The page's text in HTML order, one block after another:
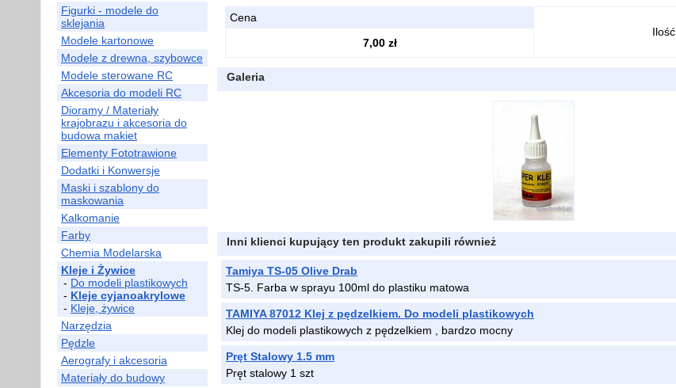
Figurki - modele do
sklejania
Modele kartonowe
Modele z drewna, szybowce
Modele sterowane RC
Akcesoria do modeli RC
Dioramy / Materiały
krajobrazu i akcesoria do
budowa makiet
Elementy Fototrawione
Dodatki i Konwersje
Maski i szablony do
maskowania
Kalkomanie
Farby
Chemia Modelarska
Kleje i Żywice
- Do modeli plastikowych
- Kleje cyjanoakrylowe
- Kleje, żywice
Narzędzia
Pędzle
Aerografy i akcesoria
Materiały do budowy
Cena
Ilość
7,00 zł
Galeria
Inni klienci kupujący ten produkt zakupili również
Tamiya TS-05 Olive Drab
TS-5. Farba w sprayu 100ml do plastiku matowa
TAMIYA 87012 Klej z pędzelkiem. Do modeli plastikowych
Klej do modeli plastikowych z pędzelkiem , bardzo mocny
Pręt Stalowy 1.5 mm
Pręt stalowy 1 szt